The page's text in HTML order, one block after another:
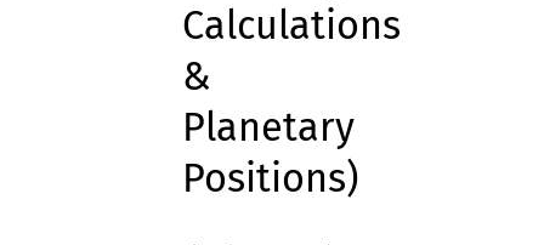
Calculations
&
Planetary
Positions)